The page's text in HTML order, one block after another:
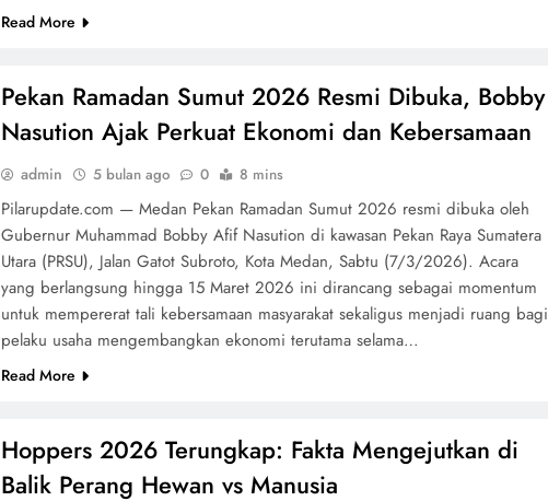
Read More
Pekan Ramadan Sumut 2026 Resmi Dibuka, Bobby
Nasution Ajak Perkuat Ekonomi dan Kebersamaan
admin 5 bulan ago 0 8 mins
Pilarupdate.com — Medan Pekan Ramadan Sumut 2026 resmi dibuka oleh
Gubernur Muhammad Bobby Afif Nasution di kawasan Pekan Raya Sumatera
Utara (PRSU), Jalan Gatot Subroto, Kota Medan, Sabtu (7/3/2026). Acara
yang berlangsung hingga 15 Maret 2026 ini dirancang sebagai momentum
untuk mempererat tali kebersamaan masyarakat sekaligus menjadi ruang bagi
pelaku usaha mengembangkan ekonomi terutama selama…
Read More
Hoppers 2026 Terungkap: Fakta Mengejutkan di
Balik Perang Hewan vs Manusia